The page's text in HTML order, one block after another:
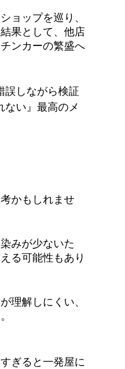
ョップを巡り、
果として、他店
ンカーの繁盛へ
誤しながら検証
ない』最高のメ
かもしれませ
みが少ないた
る可能性もあり
理解しにくい、
ぎると一発屋に